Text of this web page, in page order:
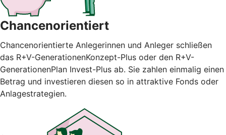
Chancenorientiert
Chancenorientierte Anlegerinnen und Anleger schließen
das R+V-GenerationenKonzept-Plus oder den R+V-
GenerationenPlan Invest-Plus ab. Sie zahlen einmalig einen
Betrag und investieren diesen so in attraktive Fonds oder
Anlagestrategien.